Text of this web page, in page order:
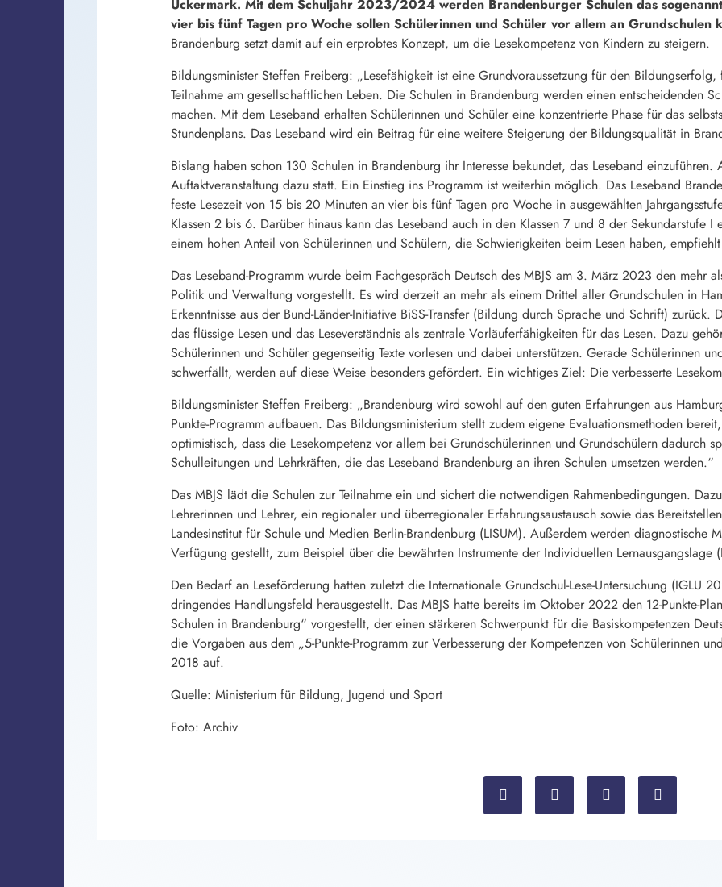
Uckermark. Mit dem Schuljahr 2023/2024 werden Brandenburger Schulen das
vier bis fünf Tagen pro Woche sollen Schülerinnen und Schüler vor allem an Grundschulen
Brandenburg setzt damit auf ein erprobtes Konzept, um die Lesekompetenz von Kindern zu steigern.
Bildungsminister Steffen Freiberg: „Lesefähigkeit ist eine Grundvoraussetzung für den
Teilnahme am gesellschaftlichen Leben. Die Schulen in Brandenburg werden einen entscheidenden
machen. Mit dem Leseband erhalten Schülerinnen und Schüler eine konzentrierte Phase für das
Stundenplans. Das Leseband wird ein Beitrag für eine weitere Steigerung der Bildungsqualität in
Bislang haben schon 130 Schulen in Brandenburg ihr Interesse bekundet, das Leseband
Auftaktveranstaltung dazu statt. Ein Einstieg ins Programm ist weiterhin möglich. Das Leseband
feste Lesezeit von 15 bis 20 Minuten an vier bis fünf Tagen pro Woche in ausgewählten
Klassen 2 bis 6. Darüber hinaus kann das Leseband auch in den Klassen 7 und 8 der Sekundarstufe
einem hohen Anteil von Schülerinnen und Schülern, die Schwierigkeiten beim Lesen haben, empfiehlt
Das Leseband-Programm wurde beim Fachgespräch Deutsch des MBJS am 3. März 2023 den mehr
Politik und Verwaltung vorgestellt. Es wird derzeit an mehr als einem Drittel aller Grundschulen in
Erkenntnisse aus der Bund-Länder-Initiative BiSS-Transfer (Bildung durch Sprache und Schrift)
das flüssige Lesen und das Leseverständnis als zentrale Vorläuferfähigkeiten für das Lesen. Dazu
Schülerinnen und Schüler gegenseitig Texte vorlesen und dabei unterstützen. Gerade Schülerinnen
schwerfällt, werden auf diese Weise besonders gefördert. Ein wichtiges Ziel: Die verbesserte
Bildungsminister Steffen Freiberg: „Brandenburg wird sowohl auf den guten Erfahrungen aus
Punkte-Programm aufbauen. Das Bildungsministerium stellt zudem eigene Evaluationsmethoden
optimistisch, dass die Lesekompetenz vor allem bei Grundschülerinnen und Grundschülern dadurch
Schulleitungen und Lehrkräften, die das Leseband Brandenburg an ihren Schulen umsetzen werden.“
Das MBJS lädt die Schulen zur Teilnahme ein und sichert die notwendigen Rahmenbedingungen.
Lehrerinnen und Lehrer, ein regionaler und überregionaler Erfahrungsaustausch sowie das
Landesinstitut für Schule und Medien Berlin-Brandenburg (LISUM). Außerdem werden diagnostische
Verfügung gestellt, zum Beispiel über die bewährten Instrumente der Individuellen Lernausgangslage
Den Bedarf an Leseförderung hatten zuletzt die Internationale Grundschul-Lese-Untersuchung (IGLU
dringendes Handlungsfeld herausgestellt. Das MBJS hatte bereits im Oktober 2022 den 12-Punkte-
Schulen in Brandenburg“ vorgestellt, der einen stärkeren Schwerpunkt für die Basiskompetenzen
die Vorgaben aus dem „5-Punkte-Programm zur Verbesserung der Kompetenzen von Schülerinnen
2018 auf.
Quelle: Ministerium für Bildung, Jugend und Sport
Foto: Archiv